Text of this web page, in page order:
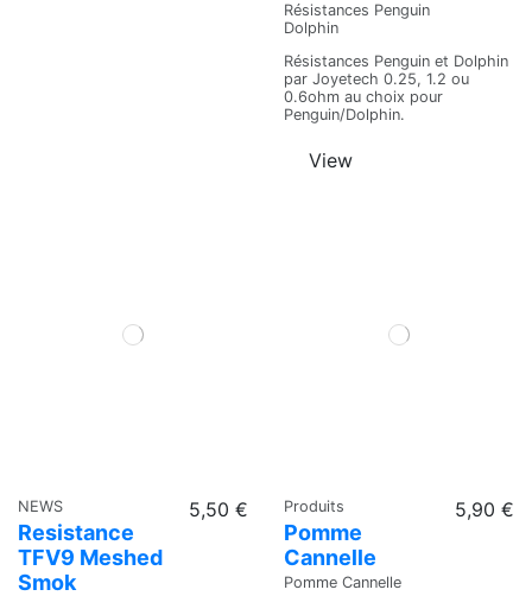
Résistances Penguin
Dolphin
Résistances Penguin et Dolphin
par Joyetech 0.25, 1.2 ou
0.6ohm au choix pour
Penguin/Dolphin.
View
NEWS
Resistance
TFV9 Meshed
Smok
5,50 € Produits
Pomme
Cannelle
Pomme Cannelle
5,90 €